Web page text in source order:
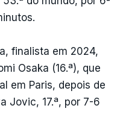
finalista em 2024,
Osaka (16.ª), que
em Paris, depois de
Jovic, 17.ª, por 7-6